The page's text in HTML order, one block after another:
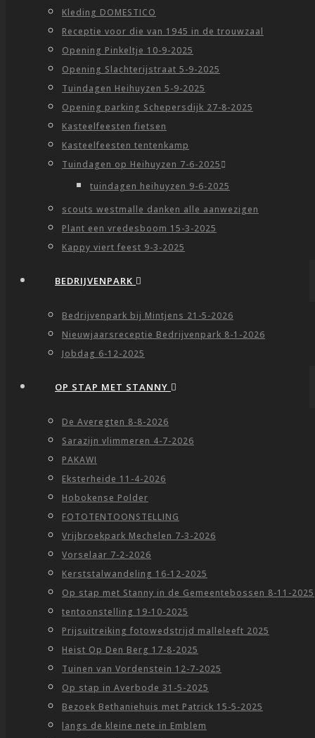
Kleding DOMESTICO
Receptie voor die van 1945 in de trouwzaal
Opening Pinkeltje 10-9-2025
Opening Slachterijstraat 5-9-2025
Tuindagen Heihuyzen 5-9-2025
Opening parking Schepersdijk 27-8-2025
Kasteelfeesten fietsen
Kasteelfeesten tentenkamp
Tuindagen op Heihuyzen 7-6-2025
tuindagen heihuyzen 9-6-2025
scouts westmalle danken alle aanwezigen
Plant een vredesboom 15-3-2025
Kappy viert feest 9-3-2025
BEDRIJVENPARK
Bedrijvenpark bij Mintjens 21-5-2026
Nieuwjaarsreceptie Bedrijvenpark 8-1-2026
Jobdag 6-12-2025
OP STAP MET STANNY
De Averegten 8-8-2026
Sarazijn vlimmeren 4-7-2026
PAKAWI
Eksterheide 11-4-2026
Hobokense Polder
FOTOTENTOONSTELLING
Vrijbroekpark Mechelen 7-3-2026
Vorselaar 7-2-2026
Kerststalwandeling 16-12-2025
Op stap met Stanny in de Gemeentebossen 8-11-2025
tentoonstelling 19-10-2025
Prijsuitreiking fotowedstrijd malleleeft 2025
Heist Op Den Berg 17-8-2025
Tuinen van Vordenstein 12-7-2025
Op stap in Averbode 31-5-2025
Bezoek Bethaniehuis met Patrick 15-5-2025
langs de kleine nete in Emblem